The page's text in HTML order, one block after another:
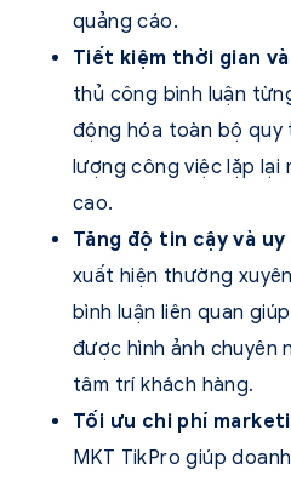
quảng cáo.
Tiết kiệm thời gian
thủ công bình luận
động hóa toàn bộ quy
lượng công việc lặp lại
cao.
Tăng độ tin cậy và
xuất hiện thường
bình luận liên quan
được hình ảnh chuyên
tâm trí khách hàng.
Tối ưu chi phí
MKT TikPro giúp